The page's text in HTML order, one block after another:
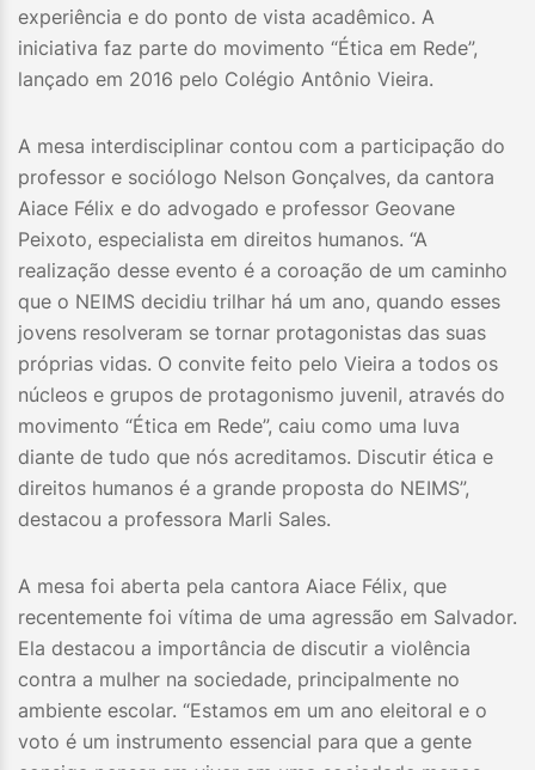
experiência e do ponto de vista acadêmico. A
iniciativa faz parte do movimento “Ética em Rede”,
lançado em 2016 pelo Colégio Antônio Vieira.
A mesa interdisciplinar contou com a participação do
professor e sociólogo Nelson Gonçalves, da cantora
Aiace Félix e do advogado e professor Geovane
Peixoto, especialista em direitos humanos. “A
realização desse evento é a coroação de um caminho
que o NEIMS decidiu trilhar há um ano, quando esses
jovens resolveram se tornar protagonistas das suas
próprias vidas. O convite feito pelo Vieira a todos os
núcleos e grupos de protagonismo juvenil, através do
movimento “Ética em Rede”, caiu como uma luva
diante de tudo que nós acreditamos. Discutir ética e
direitos humanos é a grande proposta do NEIMS”,
destacou a professora Marli Sales.
A mesa foi aberta pela cantora Aiace Félix, que
recentemente foi vítima de uma agressão em Salvador.
Ela destacou a importância de discutir a violência
contra a mulher na sociedade, principalmente no
ambiente escolar. “Estamos em um ano eleitoral e o
voto é um instrumento essencial para que a gente